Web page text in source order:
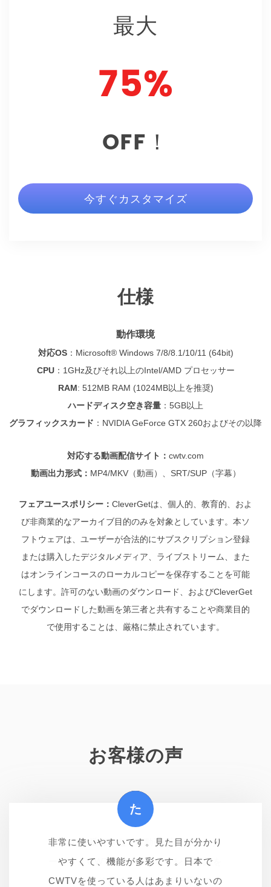
最大
75%
OFF！
今すぐカスタマイズ
仕様
動作環境
対応OS： Microsoft® Windows 7/8/8.1/10/11 (64bit)
CPU： 1GHz及びそれ以上のIntel/AMD プロセッサー
RAM: 512MB RAM (1024MB以上を推奨)
ハードディスク空き容量 ： 5GB以上
グラフィックスカード ：NVIDIA GeForce GTX 260およびその以降
対応する動画配信サイト： cwtv.com
動画出力形式： MP4/MKV（動画）、SRT/SUP（字幕）
フェアユースポリシー： CleverGetは、個人的、教育的、およ
び非商業的なアーカイブ目的のみを対象としています。本ソ
フトウェアは、ユーザーが合法的にサブスクリプション登録
または購入したデジタルメディア、ライブストリーム、また
はオンラインコースのローカルコピーを保存することを可能
にします。許可のない動画のダウンロード、およびCleverGet
でダウンロードした動画を第三者と共有することや商業目的
で使用することは、厳格に禁止されています。
お客様の声
雄
今まで一番好きなCW動画ダウンローダ
ーです。CWTVから好きなテレビ番組を
ダウンロードしてオフラインで再生でき
圭
CWTVで動画を視聴する時に広告が多す
ぎて邪魔！CleverGetのおかげで、無事
にCWTVから動画を保存できました！こ
た
非常に使いやすいです。見た目が分かり
やすくて、機能が多彩です。日本で
CWTVを使っている人はあまりいないの
雄
今まで一番好きなCW動画ダウンローダ
ーです。CWTVから好きなテレビ番組を
ダウンロードしてオフラインで再生でき